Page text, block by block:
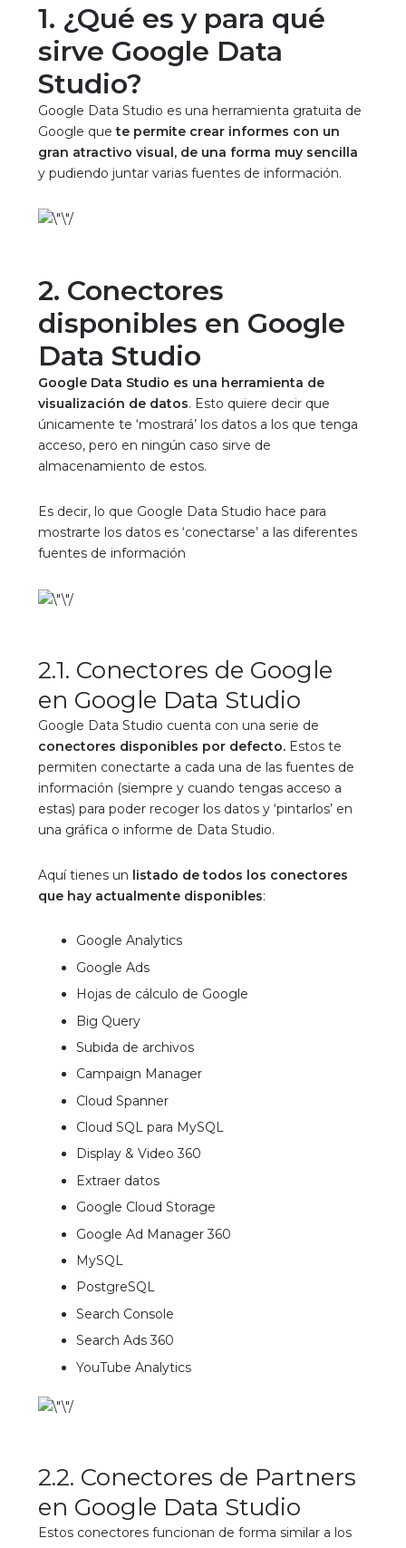
1. ¿Qué es y para qué
sirve Google Data
Studio?
Google Data Studio es una herramienta gratuita de
Google quete permite crear informes con un
gran atractivo visual, de una forma muy sencilla
y pudiendo juntar varias fuentes de información.
2. Conectores
disponibles en Google
Data Studio
Google Data Studio es una herramienta de
visualización de datos. Esto quiere decir que
únicamente te ‘mostrará’ los datos a los que tenga
acceso, pero en ningún caso sirve de
almacenamiento de estos.
Es decir, lo que Google Data Studio hace para
mostrarte los datos es ‘conectarse’ a las diferentes
fuentes de información
2.1. Conectores de Google
en Google Data Studio
Google Data Studio cuenta con una serie de
conectores disponibles por defecto.Estos te
permiten conectarte a cada una de las fuentes de
información (siempre y cuando tengas acceso a
estas) para poder recoger los datos y ‘pintarlos’ en
una gráfica o informe de Data Studio.
Aquí tienes un listado de todos los conectores
que hay actualmente disponibles:
Google Analytics
Google Ads
Hojas de cálculo de Google
Big Query
Subida de archivos
Campaign Manager
Cloud Spanner
Cloud SQL para MySQL
Display & Video 360
Extraer datos
Google Cloud Storage
Google Ad Manager 360
MySQL
PostgreSQL
Search Console
Search Ads 360
YouTube Analytics
2.2. Conectores de Partners
en Google Data Studio
Estos conectores funcionan de forma similar a los